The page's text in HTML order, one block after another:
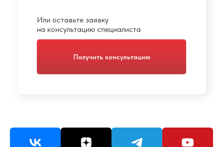
Или оставьте заявку
на консультацию специалиста
Получить консультацию